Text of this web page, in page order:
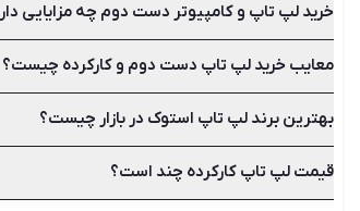
بررسی کیفیت بدنه، نمایشگر، پورت‌ها و
خرید لپ تاپ و کامپیوتر دست دوم چه مزایایی
کاهش هزینه‌ها و قیمت ارزان‌تر، جلوگیری از
معایب خرید لپ تاپ دست دوم و کارکرده چیست؟
استهلاک بالا، خراب‌شدن زودهنگام این
بهترین برند لپ تاپ استوک در بازار چیست؟
انتخاب برند برای خرید بهترین لپ تاپ دست
بهترین برندها می‌توان به سونی، ایسوس، اچ
قیمت لپ تاپ کارکرده چند است؟